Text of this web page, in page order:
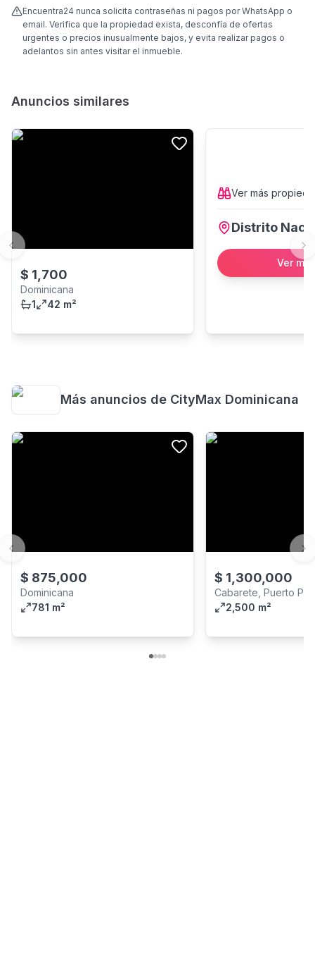
Encuentra24 nunca solicita contraseñas ni pagos por WhatsApp o
email. Verifica que la propiedad exista, desconfía de ofertas
urgentes o precios inusualmente bajos, y evita realizar pagos o
adelantos sin antes visitar el inmueble.
Anuncios similares
$ 1,700
Dominicana
1
42 m²
Ver más
Distrito
Ver
Previous slide
Más anuncios de CityMax Dominicana
$ 875,000
Dominicana
781 m²
$ 1,300,000
Cabarete, Puerto
2,500 m²
Previous slide